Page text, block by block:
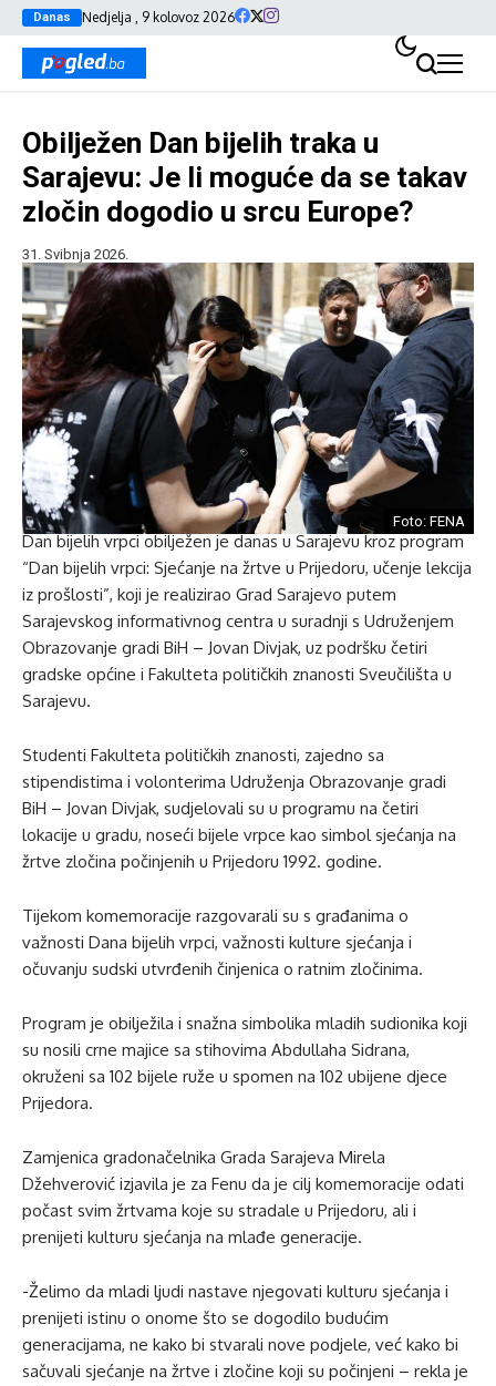
Danas Nedjelja , 9 kolovoz 2026
Obilježen Dan bijelih traka u
Sarajevu: Je li moguće da se takav
zločin dogodio u srcu Europe?
31. Svibnja 2026.
Foto: FENA
Dan bijelih vrpci obilježen je danas u Sarajevu kroz program
“Dan bijelih vrpci: Sjećanje na žrtve u Prijedoru, učenje lekcija
iz prošlosti”, koji je realizirao Grad Sarajevo putem
Sarajevskog informativnog centra u suradnji s Udruženjem
Obrazovanje gradi BiH – Jovan Divjak, uz podršku četiri
gradske općine i Fakulteta političkih znanosti Sveučilišta u
Sarajevu.
Studenti Fakulteta političkih znanosti, zajedno sa
stipendistima i volonterima Udruženja Obrazovanje gradi
BiH – Jovan Divjak, sudjelovali su u programu na četiri
lokacije u gradu, noseći bijele vrpce kao simbol sjećanja na
žrtve zločina počinjenih u Prijedoru 1992. godine.
Tijekom komemoracije razgovarali su s građanima o
važnosti Dana bijelih vrpci, važnosti kulture sjećanja i
očuvanju sudski utvrđenih činjenica o ratnim zločinima.
Program je obilježila i snažna simbolika mladih sudionika koji
su nosili crne majice sa stihovima Abdullaha Sidrana,
okruženi sa 102 bijele ruže u spomen na 102 ubijene djece
Prijedora.
Zamjenica gradonačelnika Grada Sarajeva Mirela
Džehverović izjavila je za Fenu da je cilj komemoracije odati
počast svim žrtvama koje su stradale u Prijedoru, ali i
prenijeti kulturu sjećanja na mlađe generacije.
-Želimo da mladi ljudi nastave njegovati kulturu sjećanja i
prenijeti istinu o onome što se dogodilo budućim
generacijama, ne kako bi stvarali nove podjele, već kako bi
sačuvali sjećanje na žrtve i zločine koji su počinjeni – rekla je